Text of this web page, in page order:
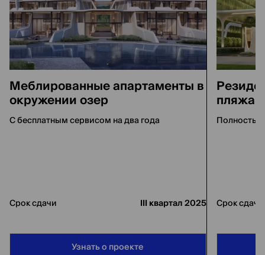
Меблированные апартаменты в
окружении озер
С бесплатным сервисом на два года
Срок сдачи III квартал 2025
Узнать о проекте
пляжа
Срок сдачи